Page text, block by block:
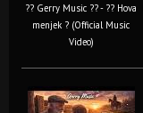
?? Gerry Music ?? - ?? Hova
menjek ? (Official Music
Video)